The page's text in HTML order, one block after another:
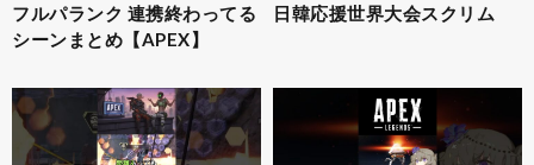
フルパランク 連携終わってる
シーンまとめ【APEX】
日韓応援世界大会スクリム